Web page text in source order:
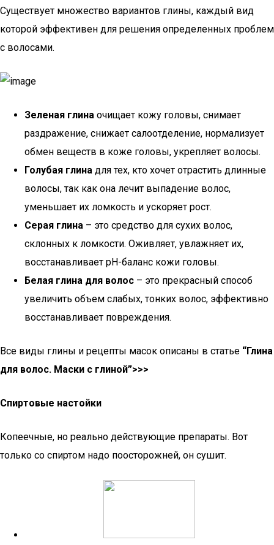
Существует множество вариантов глины, каждый вид
которой эффективен для решения определенных проблем
с волосами.
Зеленая глина очищает кожу головы, снимает
раздражение, снижает салоотделение, нормализует
обмен веществ в коже головы, укрепляет волосы.
Голубая глина для тех, кто хочет отрастить длинные
волосы, так как она лечит выпадение волос,
уменьшает их ломкость и ускоряет рост.
Серая глина – это средство для сухих волос,
склонных к ломкости. Оживляет, увлажняет их,
восстанавливает рН-баланс кожи головы.
Белая глина для волос – это прекрасный способ
увеличить объем слабых, тонких волос, эффективно
восстанавливает повреждения.
Все виды глины и рецепты масок описаны в статье “Глина
для волос. Маски с глиной”>>>
Спиртовые настойки
Копеечные, но реально действующие препараты. Вот
только со спиртом надо поосторожней, он сушит.